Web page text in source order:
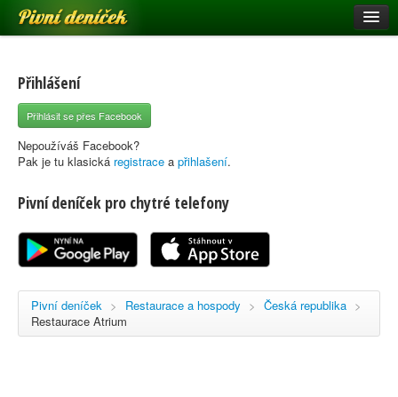
Pivní deníček
Pivní mapa
Pivní značky
Nápověda
Registrace
Přihlášení
Přihlásit se přes Facebook
Nepoužíváš Facebook?
Pak je tu klasická registrace a přihlašení.
Pivní deníček pro chytré telefony
Pivní deníček > Restaurace a hospody > Česká republika >
Restaurace Atrium